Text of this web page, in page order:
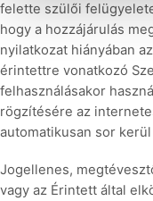
felette szülői
hogy a hozzájárulás
nyilatkozat hiányában
érintettre vonatkozó
felhasználásakor
rögzítésére az
automatikusan sor
Jogellenes,
vagy az Érintett által